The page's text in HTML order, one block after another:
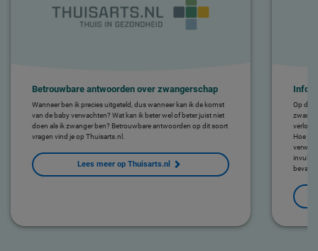
Betrouwbare antwoorden over zwangerschap
Wanneer ben ik precies uitgeteld, dus wanneer kan ik de komst
van de baby verwachten? Wat kan ik beter wel of beter juist niet
doen als ik zwanger ben? Betrouwbare antwoorden op dit soort
vragen vind je op Thuisarts.nl.
Lees meer op Thuisarts.nl
Op de
Hoe je